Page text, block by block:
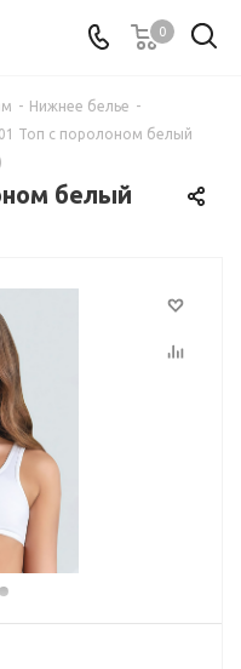
0
- Нижнее белье -
Топ с поролоном белый
белый